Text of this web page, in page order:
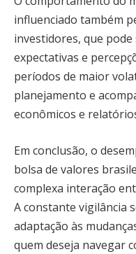
influenciado também
investidores, que
expectativas e
períodos de maior
planejamento e
econômicos e
Em conclusão, o
bolsa de valores
complexa interação
A constante vigilância
adaptação às
quem deseja navegar